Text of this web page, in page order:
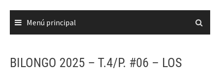
Menú principal
BILONGO 2025 – T.4/P. #06 – LOS